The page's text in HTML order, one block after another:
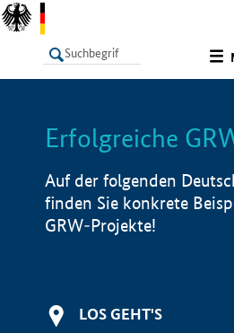
LISTE
Erfolgreiche
Auf der folgenden
finden Sie konkrete
GRW-Projekte!
LOS GEHT'S